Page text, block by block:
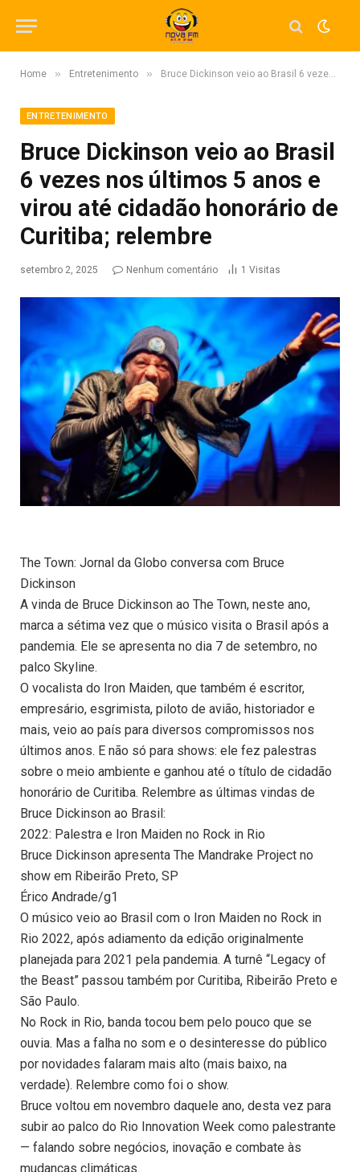
Home » Entretenimento » Bruce Dickinson veio ao Brasil 6 vezes nos últimos 5 anos e virou até cidadão honorário de Curitiba; relembre
ENTRETENIMENTO
Bruce Dickinson veio ao Brasil
6 vezes nos últimos 5 anos e
virou até cidadão honorário de
Curitiba; relembre
setembro 2, 2025 Nenhum comentário 1 Visitas
The Town: Jornal da Globo conversa com Bruce
Dickinson
A vinda de Bruce Dickinson ao The Town, neste ano,
marca a sétima vez que o músico visita o Brasil após a
pandemia. Ele se apresenta no dia 7 de setembro, no
palco Skyline.
O vocalista do Iron Maiden, que também é escritor,
empresário, esgrimista, piloto de avião, historiador e
mais, veio ao país para diversos compromissos nos
últimos anos. E não só para shows: ele fez palestras
sobre o meio ambiente e ganhou até o título de cidadão
honorário de Curitiba. Relembre as últimas vindas de
Bruce Dickinson ao Brasil:
2022: Palestra e Iron Maiden no Rock in Rio
Bruce Dickinson apresenta The Mandrake Project no
show em Ribeirão Preto, SP
Érico Andrade/g1
O músico veio ao Brasil com o Iron Maiden no Rock in
Rio 2022, após adiamento da edição originalmente
planejada para 2021 pela pandemia. A turnê “Legacy of
the Beast” passou também por Curitiba, Ribeirão Preto e
São Paulo.
No Rock in Rio, banda tocou bem pelo pouco que se
ouvia. Mas a falha no som e o desinteresse do público
por novidades falaram mais alto (mais baixo, na
verdade). Relembre como foi o show.
Bruce voltou em novembro daquele ano, desta vez para
subir ao palco do Rio Innovation Week como palestrante
— falando sobre negócios, inovação e combate às
mudanças climáticas.